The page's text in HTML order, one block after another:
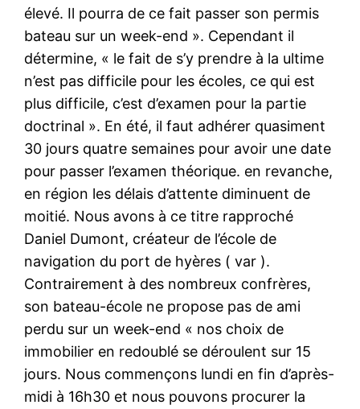
élevé. Il pourra de ce fait passer son permis
bateau sur un week-end ». Cependant il
détermine, « le fait de s’y prendre à la ultime
n’est pas difficile pour les écoles, ce qui est
plus difficile, c’est d’examen pour la partie
doctrinal ». En été, il faut adhérer quasiment
30 jours quatre semaines pour avoir une date
pour passer l’examen théorique. en revanche,
en région les délais d’attente diminuent de
moitié. Nous avons à ce titre rapproché
Daniel Dumont, créateur de l’école de
navigation du port de hyères ( var ).
Contrairement à des nombreux confrères,
son bateau-école ne propose pas de ami
perdu sur un week-end « nos choix de
immobilier en redoublé se déroulent sur 15
jours. Nous commençons lundi en fin d’après-
midi à 16h30 et nous pouvons procurer la